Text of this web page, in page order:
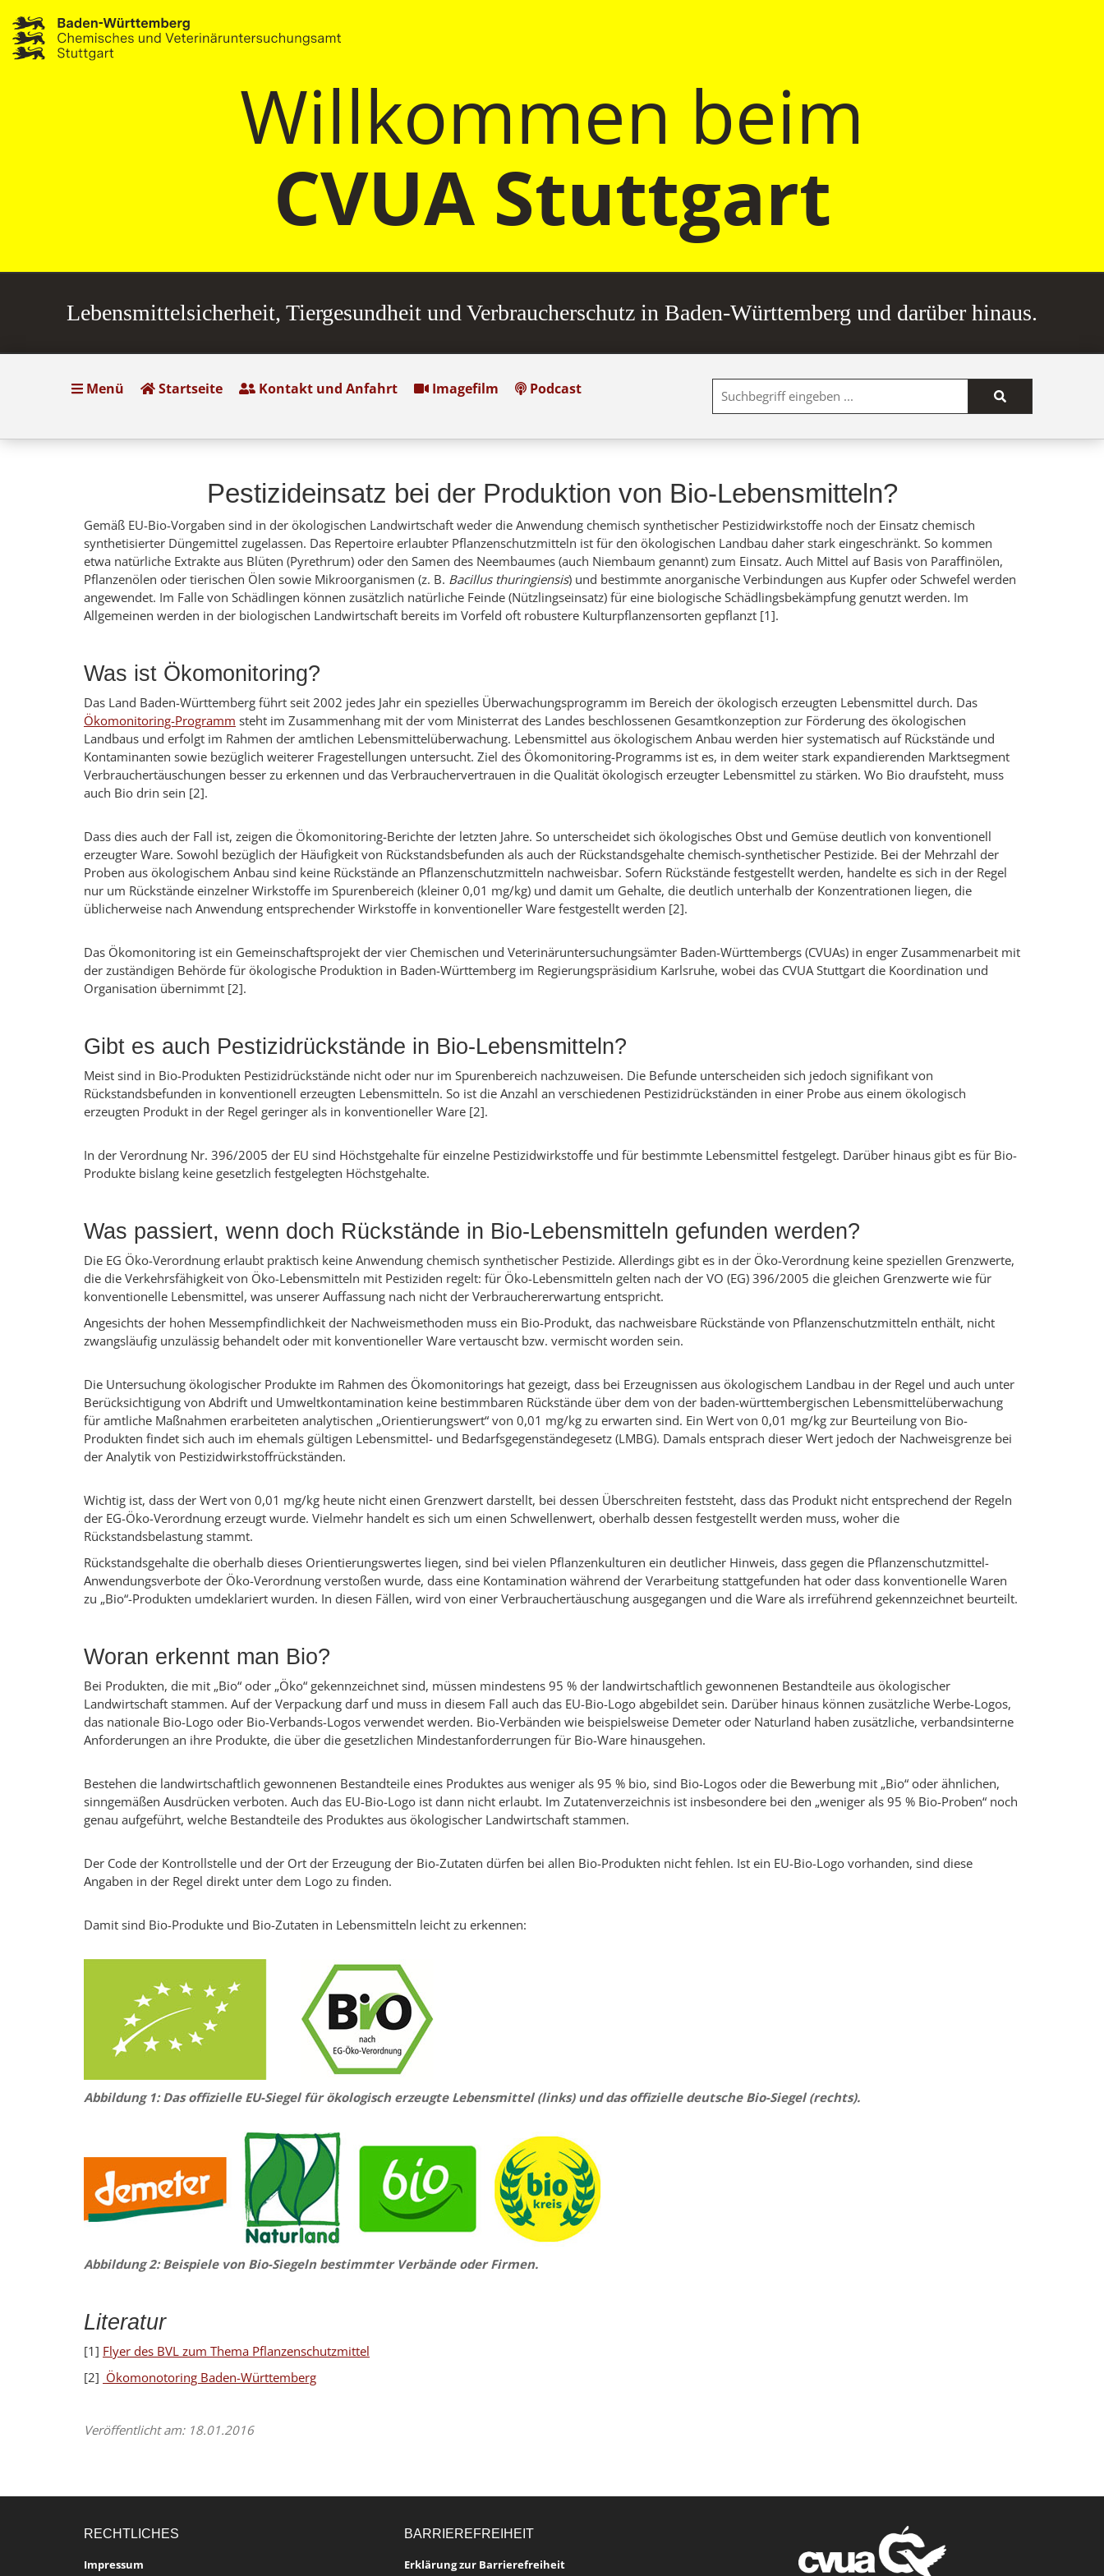
Willkommen beim
CVUA Stuttgart
Lebensmittel­sicherheit, Tiergesundheit und Verbraucherschutz in Baden-Württemberg und darüber hinaus.
Menü Startseite Kontakt und Anfahrt Imagefilm Podcast
starten
Pestizideinsatz bei der Produktion von Bio-Lebensmitteln?
Gemäß EU-Bio-Vorgaben sind in der ökologischen Landwirtschaft weder die Anwendung chemisch synthetischer Pestizidwirkstoffe noch der Einsatz chemisch
synthetisierter Düngemittel zugelassen. Das Repertoire erlaubter Pflanzenschutzmitteln ist für den ökologischen Landbau daher stark eingeschränkt. So kommen
etwa natürliche Extrakte aus Blüten (Pyrethrum) oder den Samen des Neembaumes (auch Niembaum genannt) zum Einsatz. Auch Mittel auf Basis von Paraffinölen,
Pflanzenölen oder tierischen Ölen sowie Mikroorganismen (z. B. Bacillus thuringiensis) und bestimmte anorganische Verbindungen aus Kupfer oder Schwefel werden
angewendet. Im Falle von Schädlingen können zusätzlich natürliche Feinde (Nützlingseinsatz) für eine biologische Schädlingsbekämpfung genutzt werden. Im
Allgemeinen werden in der biologischen Landwirtschaft bereits im Vorfeld oft robustere Kulturpflanzensorten gepflanzt [1].
Was ist Ökomonitoring?
Das Land Baden-Württemberg führt seit 2002 jedes Jahr ein spezielles Überwachungsprogramm im Bereich der ökologisch erzeugten Lebensmittel durch. Das
Ökomonitoring-Programm steht im Zusammenhang mit der vom Ministerrat des Landes beschlossenen Gesamtkonzeption zur Förderung des ökologischen
Landbaus und erfolgt im Rahmen der amtlichen Lebensmittelüberwachung. Lebensmittel aus ökologischem Anbau werden hier systematisch auf Rückstände und
Kontaminanten sowie bezüglich weiterer Fragestellungen untersucht. Ziel des Ökomonitoring-Programms ist es, in dem weiter stark expandierenden Marktsegment
Verbrauchertäuschungen besser zu erkennen und das Verbrauchervertrauen in die Qualität ökologisch erzeugter Lebensmittel zu stärken. Wo Bio draufsteht, muss
auch Bio drin sein [2].
Dass dies auch der Fall ist, zeigen die Ökomonitoring-Berichte der letzten Jahre. So unterscheidet sich ökologisches Obst und Gemüse deutlich von konventionell
erzeugter Ware. Sowohl bezüglich der Häufigkeit von Rückstandsbefunden als auch der Rückstandsgehalte chemisch-synthetischer Pestizide. Bei der Mehrzahl der
Proben aus ökologischem Anbau sind keine Rückstände an Pflanzenschutzmitteln nachweisbar. Sofern Rückstände festgestellt werden, handelte es sich in der Regel
nur um Rückstände einzelner Wirkstoffe im Spurenbereich (kleiner 0,01 mg/kg) und damit um Gehalte, die deutlich unterhalb der Konzentrationen liegen, die
üblicherweise nach Anwendung entsprechender Wirkstoffe in konventioneller Ware festgestellt werden [2].
Das Ökomonitoring ist ein Gemeinschaftsprojekt der vier Chemischen und Veterinäruntersuchungsämter Baden-Württembergs (CVUAs) in enger Zusammenarbeit mit
der zuständigen Behörde für ökologische Produktion in Baden-Württemberg im Regierungspräsidium Karlsruhe, wobei das CVUA Stuttgart die Koordination und
Organisation übernimmt [2].
Gibt es auch Pestizidrückstände in Bio-Lebensmitteln?
Meist sind in Bio-Produkten Pestizidrückstände nicht oder nur im Spurenbereich nachzuweisen. Die Befunde unterscheiden sich jedoch signifikant von
Rückstandsbefunden in konventionell erzeugten Lebensmitteln. So ist die Anzahl an verschiedenen Pestizidrückständen in einer Probe aus einem ökologisch
erzeugten Produkt in der Regel geringer als in konventioneller Ware [2].
In der Verordnung Nr. 396/2005 der EU sind Höchstgehalte für einzelne Pestizidwirkstoffe und für bestimmte Lebensmittel festgelegt. Darüber hinaus gibt es für Bio-
Produkte bislang keine gesetzlich festgelegten Höchstgehalte.
Was passiert, wenn doch Rückstände in Bio-Lebensmitteln gefunden werden?
Die EG Öko-Verordnung erlaubt praktisch keine Anwendung chemisch synthetischer Pestizide. Allerdings gibt es in der Öko-Verordnung keine speziellen Grenzwerte,
die die Verkehrsfähigkeit von Öko-Lebensmitteln mit Pestiziden regelt: für Öko-Lebensmitteln gelten nach der VO (EG) 396/2005 die gleichen Grenzwerte wie für
konventionelle Lebensmittel, was unserer Auffassung nach nicht der Verbrauchererwartung entspricht.
Angesichts der hohen Messempfindlichkeit der Nachweismethoden muss ein Bio-Produkt, das nachweisbare Rückstände von Pflanzenschutzmitteln enthält, nicht
zwangsläufig unzulässig behandelt oder mit konventioneller Ware vertauscht bzw. vermischt worden sein.
Die Untersuchung ökologischer Produkte im Rahmen des Ökomonitorings hat gezeigt, dass bei Erzeugnissen aus ökologischem Landbau in der Regel und auch unter
Berücksichtigung von Abdrift und Umweltkontamination keine bestimmbaren Rückstände über dem von der baden-württembergischen Lebensmittelüberwachung
für amtliche Maßnahmen erarbeiteten analytischen „Orientierungswert“ von 0,01 mg/kg zu erwarten sind. Ein Wert von 0,01 mg/kg zur Beurteilung von Bio-
Produkten findet sich auch im ehemals gültigen Lebensmittel- und Bedarfsgegenständegesetz (LMBG). Damals entsprach dieser Wert jedoch der Nachweisgrenze bei
der Analytik von Pestizidwirkstoffrückständen.
Wichtig ist, dass der Wert von 0,01 mg/kg heute nicht einen Grenzwert darstellt, bei dessen Überschreiten feststeht, dass das Produkt nicht entsprechend der Regeln
der EG-Öko-Verordnung erzeugt wurde. Vielmehr handelt es sich um einen Schwellenwert, oberhalb dessen festgestellt werden muss, woher die
Rückstandsbelastung stammt.
Rückstandsgehalte die oberhalb dieses Orientierungswertes liegen, sind bei vielen Pflanzenkulturen ein deutlicher Hinweis, dass gegen die Pflanzenschutzmittel-
Anwendungsverbote der Öko-Verordnung verstoßen wurde, dass eine Kontamination während der Verarbeitung stattgefunden hat oder dass konventionelle Waren
zu „Bio“-Produkten umdeklariert wurden. In diesen Fällen, wird von einer Verbrauchertäuschung ausgegangen und die Ware als irreführend gekennzeichnet beurteilt.
Woran erkennt man Bio?
Bei Produkten, die mit „Bio“ oder „Öko“ gekennzeichnet sind, müssen mindestens 95 % der landwirtschaftlich gewonnenen Bestandteile aus ökologischer
Landwirtschaft stammen. Auf der Verpackung darf und muss in diesem Fall auch das EU-Bio-Logo abgebildet sein. Darüber hinaus können zusätzliche Werbe-Logos,
das nationale Bio-Logo oder Bio-Verbands-Logos verwendet werden. Bio-Verbänden wie beispielsweise Demeter oder Naturland haben zusätzliche, verbandsinterne
Anforderungen an ihre Produkte, die über die gesetzlichen Mindestanforderrungen für Bio-Ware hinausgehen.
Bestehen die landwirtschaftlich gewonnenen Bestandteile eines Produktes aus weniger als 95 % bio, sind Bio-Logos oder die Bewerbung mit „Bio“ oder ähnlichen,
sinngemäßen Ausdrücken verboten. Auch das EU-Bio-Logo ist dann nicht erlaubt. Im Zutatenverzeichnis ist insbesondere bei den „weniger als 95 % Bio-Proben“ noch
genau aufgeführt, welche Bestandteile des Produktes aus ökologischer Landwirtschaft stammen.
Der Code der Kontrollstelle und der Ort der Erzeugung der Bio-Zutaten dürfen bei allen Bio-Produkten nicht fehlen. Ist ein EU-Bio-Logo vorhanden, sind diese
Angaben in der Regel direkt unter dem Logo zu finden.
Damit sind Bio-Produkte und Bio-Zutaten in Lebensmitteln leicht zu erkennen:
Abbildung 1: Das offizielle EU-Siegel für ökologisch erzeugte Lebensmittel (links) und das offizielle deutsche Bio-Siegel (rechts).
Abbildung 2: Beispiele von Bio-Siegeln bestimmter Verbände oder Firmen.
Literatur
[1] Flyer des BVL zum Thema Pflanzenschutzmittel
[2] Ökomonotoring Baden-Württemberg
Veröffentlicht am: 18.01.2016
RECHTLICHES
Impressum
BARRIEREFREIHEIT
Erklärung zur Barrierefreiheit